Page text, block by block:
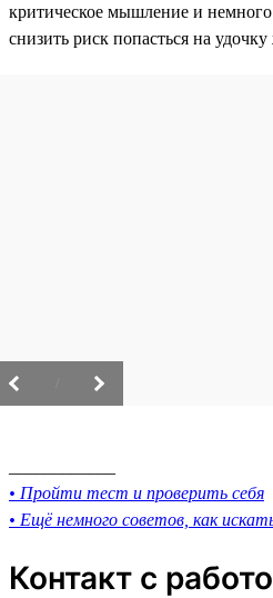
критическое мышление и
снизить риск попасться на
• Пройти тест и проверить себя
• Ещё немного советов, как
Контакт с